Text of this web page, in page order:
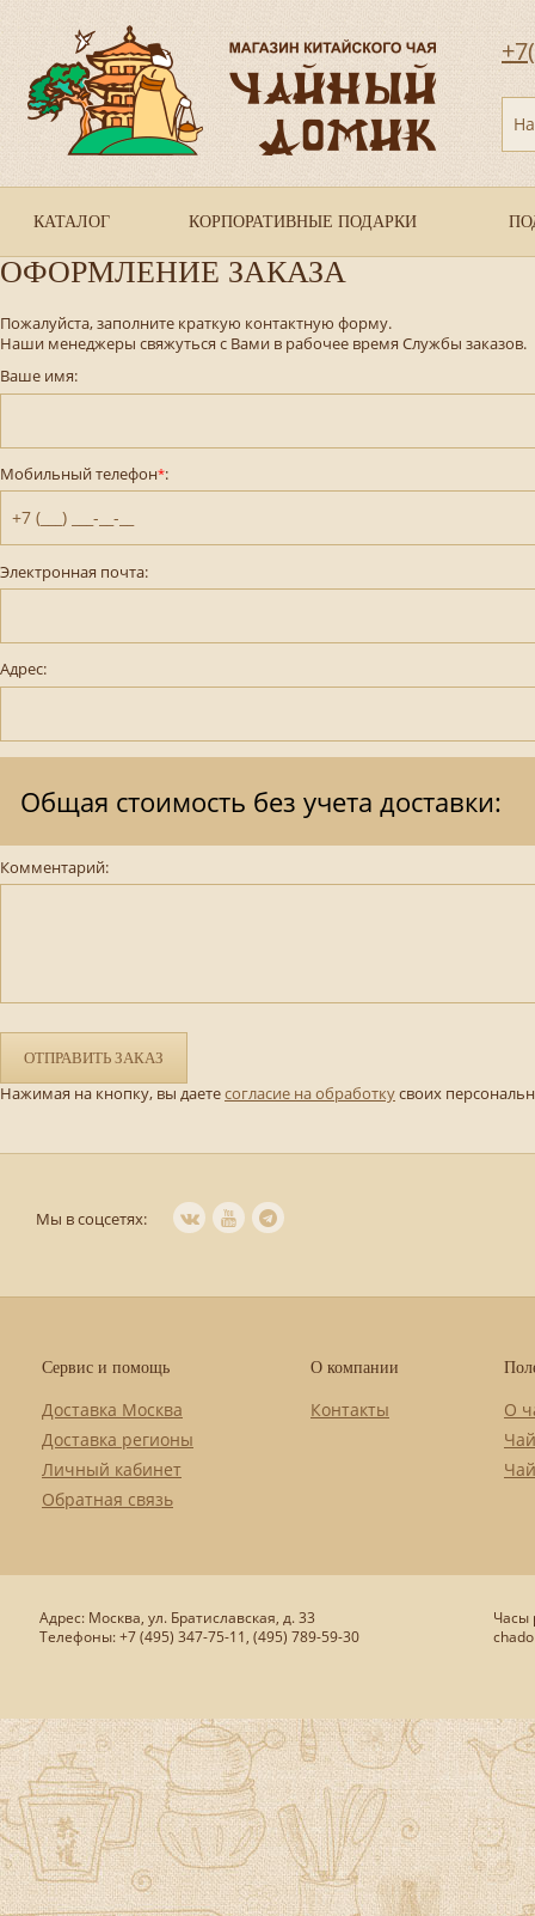
КАТАЛОГ КОРПОРАТИВНЫЕ ПОДАРКИ
ОФОРМЛЕНИЕ ЗАКАЗА
Пожалуйста, заполните краткую контактную форму.
Наши менеджеры свяжуться с Вами в рабочее время Службы заказов.
Ваше имя:
Мобильный телефон*:
+7 (___) ___-__-__
Электронная почта:
Адрес:
Общая стоимость без учета доставки:
Комментарий:
ОТПРАВИТЬ ЗАКАЗ
Нажимая на кнопку, вы даетесогласие на обработкусвоих
Мы в соцсетях:
Сервис и помощь
Доставка Москва
Доставка регионы
Личный кабинет
Обратная связь
О компании
Контакты
О
Адрес: Москва, ул. Братиславская, д. 33
Телефоны: +7 (495) 347-75-11, (495) 789-59-30
Часы